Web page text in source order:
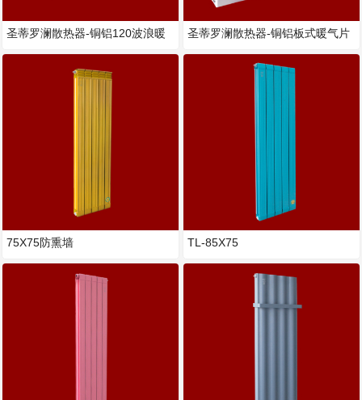
圣蒂罗澜散热器-铜铝120波浪暖
75X75防熏墙
圣蒂罗澜散热器-铜铝板式暖气片
TL-85X75